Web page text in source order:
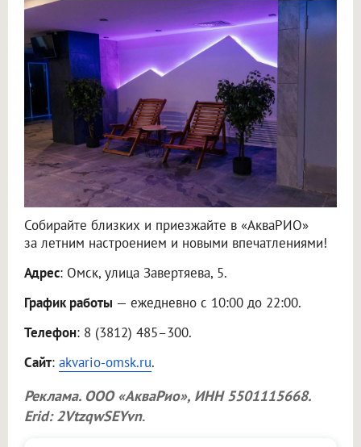
Собирайте близких и приезжайте в «АкваРИО»
за летним настроением и новыми впечатлениями!
Адрес: Омск, улица Завертяева, 5.
График работы — ежедневно с 10:00 до 22:00.
Телефон: 8 (3812) 485–300.
Сайт: akvario-omsk.ru.
Реклама. ООО «АкваРио», ИНН 5501115668.
Erid: 2VtzqwSEYvn.